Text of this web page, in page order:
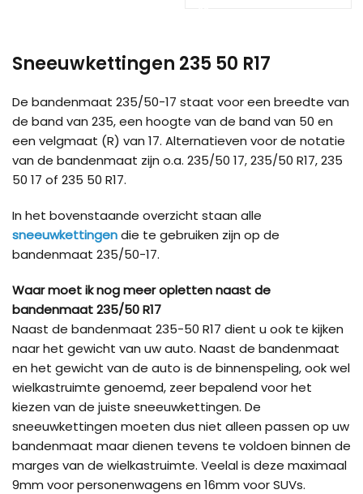
Sneeuwkettingen 235 50 R17
De bandenmaat 235/50-17 staat voor een breedte van
de band van 235, een hoogte van de band van 50 en
een velgmaat (R) van 17. Alternatieven voor de notatie
van de bandenmaat zijn o.a. 235/50 17, 235/50 R17, 235
50 17 of 235 50 R17.
In het bovenstaande overzicht staan alle
sneeuwkettingendie te gebruiken zijn op de
bandenmaat 235/50-17.
Waar moet ik nog meer opletten naast de
bandenmaat 235/50 R17
Naast de bandenmaat 235-50 R17 dient u ook te kijken
naar het gewicht van uw auto. Naast de bandenmaat
en het gewicht van de auto is de binnenspeling, ook wel
wielkastruimte genoemd, zeer bepalend voor het
kiezen van de juiste sneeuwkettingen. De
sneeuwkettingen moeten dus niet alleen passen op uw
bandenmaat maar dienen tevens te voldoen binnen de
marges van de wielkastruimte. Veelal is deze maximaal
9mm voor personenwagens en 16mm voor SUVs.